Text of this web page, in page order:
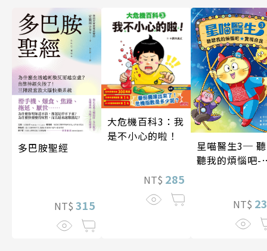
多巴胺聖經
NT$ 315
大危機百科3：我
是不小心的啦！
NT$ 285
星喵醫生3─ 聽
聽我的煩惱吧-
NT$